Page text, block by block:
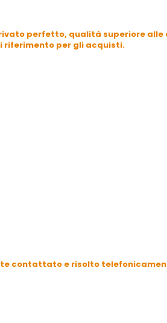
perfetto, qualità superiore
riferimento per gli acquisti.
contattato e risolto